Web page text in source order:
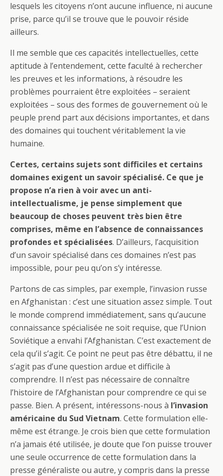
lesquels les citoyens n’ont aucune influence, ni aucune
prise, parce qu’il se trouve que le pouvoir réside
ailleurs.
Il me semble que ces capacités intellectuelles, cette
aptitude à l’entendement, cette faculté à rechercher
les preuves et les informations, à résoudre les
problèmes pourraient être exploitées – seraient
exploitées – sous des formes de gouvernement où le
peuple prend part aux décisions importantes, et dans
des domaines qui touchent véritablement la vie
humaine.
Certes, certains sujets sont difficiles et certains
domaines exigent un savoir spécialisé. Ce que je
propose n’a rien à voir avec un anti-
intellectualisme, je pense simplement que
beaucoup de choses peuvent très bien être
comprises, même en l’absence de connaissances
profondes et spécialisées. D’ailleurs, l’acquisition
d’un savoir spécialisé dans ces domaines n’est pas
impossible, pour peu qu’on s’y intéresse.
Partons de cas simples, par exemple, l’invasion russe
en Afghanistan : c’est une situation assez simple. Tout
le monde comprend immédiatement, sans qu’aucune
connaissance spécialisée ne soit requise, que l’Union
Soviétique a envahi l’Afghanistan. C’est exactement de
cela qu’il s’agit. Ce point ne peut pas être débattu, il ne
s’agit pas d’une question ardue et difficile à
comprendre. Il n’est pas nécessaire de connaître
l’histoire de l’Afghanistan pour comprendre ce qui se
passe. Bien. A présent, intéressons-nous à l’invasion
américaine du Sud Vietnam. Cette formulation elle-
même est étrange. Je crois bien que cette formulation
n’a jamais été utilisée, je doute que l’on puisse trouver
une seule occurrence de cette formulation dans la
presse généraliste ou autre, y compris dans la presse